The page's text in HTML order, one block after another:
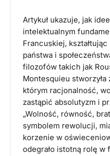
Artykuł ukazuje, jak
intelektualnym
Francuskiej,
państwa i
filozofów takich jak
Montesquieu stworzyła
którym racjonalność,
zastąpić absolutyzm i
„Wolność, równość,
symbolem rewolucji,
korzenie w
odegrało istotną rolę w